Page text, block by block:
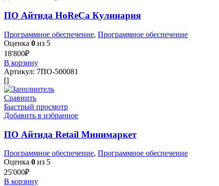
ПО Айтида HoReCa Кулинария
Программное обеспечение, Программное обеспечение
Оценка 0 из 5
18'800₽
В корзину
Артикул: 7ПО-500081
[]
Сравнить
Быстрый просмотр
Добавить в избранное
ПО Айтида Retail Минимаркет
Программное обеспечение, Программное обеспечение
Оценка 0 из 5
25'000₽
В корзину